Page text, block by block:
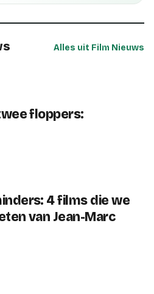
Alles uit Film Nieuws
floppers:
4 films die we
van Jean-Marc